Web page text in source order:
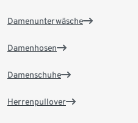
Damenunterwäsche
Damenhosen
Damenschuhe
Herrenpullover